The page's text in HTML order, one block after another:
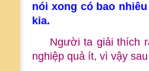
nói xong có bao
kia.
Người ta giải thích
nghiệp quả ít, vì vậy